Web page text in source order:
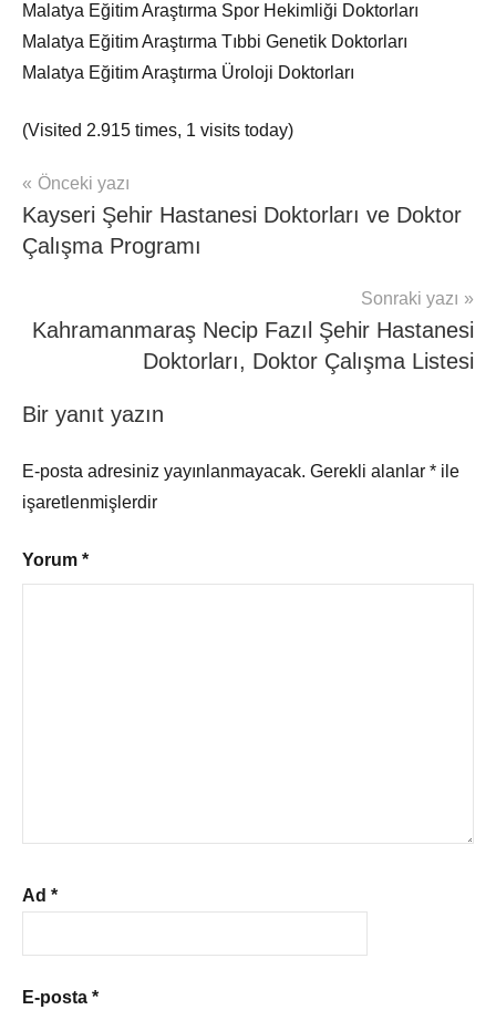
Malatya Eğitim Araştırma Spor Hekimliği Doktorları
Malatya Eğitim Araştırma Tıbbi Genetik Doktorları
Malatya Eğitim Araştırma Üroloji Doktorları
(Visited 2.915 times, 1 visits today)
mhrs
Yazı
gezinmesi
Önceki yazı
Kayseri Şehir Hastanesi Doktorları ve Doktor
Çalışma Programı
Sonraki yazı
Kahramanmaraş Necip Fazıl Şehir Hastanesi
Doktorları, Doktor Çalışma Listesi
Bir yanıt yazın
E-posta adresiniz yayınlanmayacak. Gerekli alanlar * ile
işaretlenmişlerdir
Yorum *
Ad *
E-posta *